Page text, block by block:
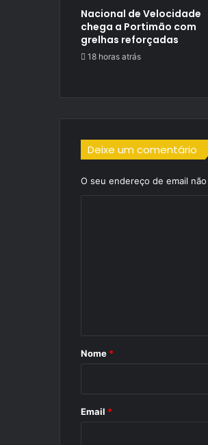
Nacional de Velocidade
chega a Portimão com
grelhas reforçadas
18 horas atrás
Deixe um comentário
O seu endereço de email
r
*
Nome *
Email *